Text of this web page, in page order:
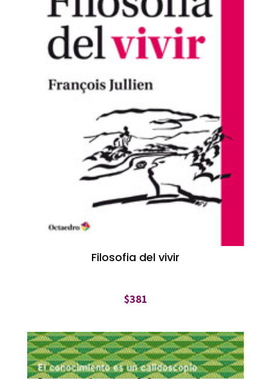
Filosofia del vivir
$381